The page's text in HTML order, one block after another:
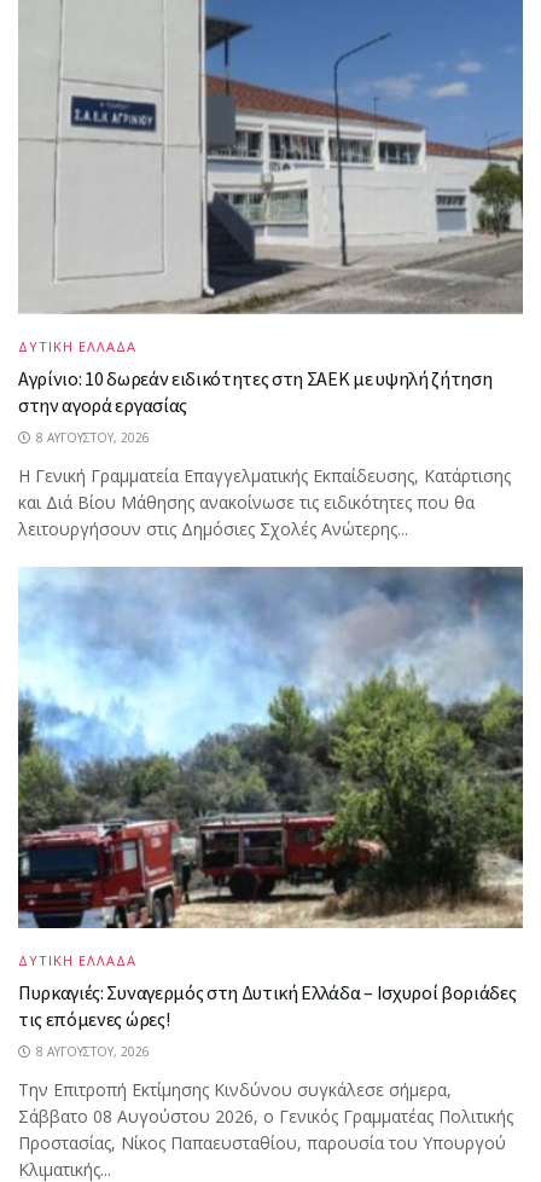
ΔΥΤΙΚΗ ΕΛΛΑΔΑ
Αγρίνιο: 10 δωρεάν ειδικότητες στη ΣΑΕΚ με υψηλή ζήτηση
στην αγορά εργασίας
8 ΑΥΓΟΎΣΤΟΥ, 2026
Η Γενική Γραμματεία Επαγγελματικής Εκπαίδευσης, Κατάρτισης
και Διά Βίου Μάθησης ανακοίνωσε τις ειδικότητες που θα
λειτουργήσουν στις Δημόσιες Σχολές Ανώτερης...
ΔΥΤΙΚΗ ΕΛΛΑΔΑ
Πυρκαγιές: Συναγερμός στη Δυτική Ελλάδα – Ισχυροί βοριάδες
τις επόμενες ώρες!
8 ΑΥΓΟΎΣΤΟΥ, 2026
Την Επιτροπή Εκτίμησης Κινδύνου συγκάλεσε σήμερα,
Σάββατο 08 Αυγούστου 2026, ο Γενικός Γραμματέας Πολιτικής
Προστασίας, Νίκος Παπαευσταθίου, παρουσία του Υπουργού
Κλιματικής...